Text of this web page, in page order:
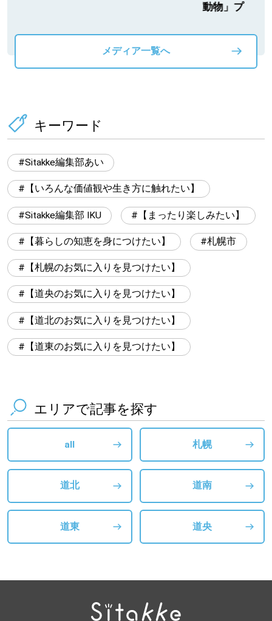
動物」プロジ
メディア一覧へ
キーワード
Sitakke編集部あい
【いろんな価値観や生き方に触れたい】
Sitakke編集部 IKU 【まったり楽しみたい】
【暮らしの知恵を身につけたい】 札幌市
【札幌のお気に入りを見つけたい】
【道央のお気に入りを見つけたい】
【道北のお気に入りを見つけたい】
【道東のお気に入りを見つけたい】
エリアで記事を探す
all 札幌
道北 道南
道東 道央